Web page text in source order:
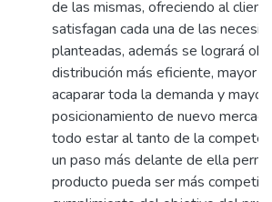
de las mismas, ofreciendo al
satisfagan cada una de las
planteadas, además se logrará
distribución más eficiente, mayor
acaparar toda la demanda y mayor
posicionamiento de nuevo
todo estar al tanto de la
un paso más delante de ella
producto pueda ser más